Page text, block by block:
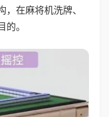
在麻将机洗牌、
。